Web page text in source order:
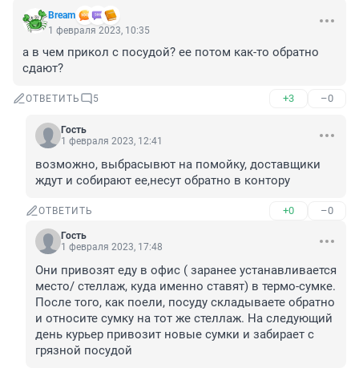
Bream
1 февраля 2023, 10:35
а в чем прикол с посудой? ее потом как-то обратно
сдают?
ОТВЕТИТЬ 5 +3 –0
Гость
1 февраля 2023, 12:41
возможно, выбрасывют на помойку, доставщики
ждут и собирают ее,несут обратно в контору
ОТВЕТИТЬ +0 –0
Гость
1 февраля 2023, 17:48
Они привозят еду в офис ( заранее устанавливается
место/ стеллаж, куда именно ставят) в термо-сумке.
После того, как поели, посуду складываете обратно
и относите сумку на тот же стеллаж. На следующий
день курьер привозит новые сумки и забирает с
грязной посудой